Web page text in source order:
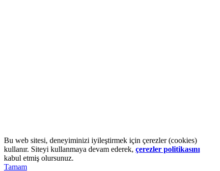
Bu web sitesi, deneyiminizi iyileştirmek için çerezler (cookies)
kullanır. Siteyi kullanmaya devam ederek, çerezler politikasını
kabul etmiş olursunuz.
Tamam